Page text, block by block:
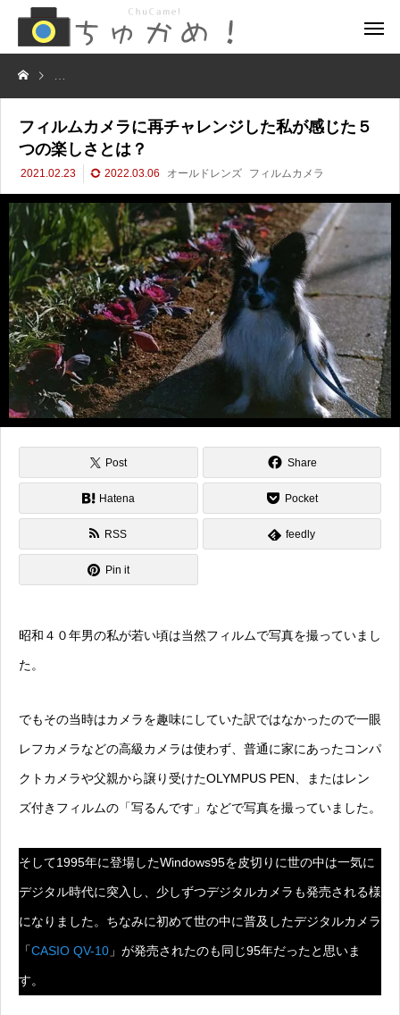
フィルムカメラに再チャレンジした私が感じた５つの楽しさとは？
フィルムカメラに再チャレンジした私が感じた５
つの楽しさとは？
2021.02.23 2022.03.06 オールドレンズ フィルムカメラ
Post Share
Hatena Pocket
RSS feedly
Pin it
昭和４０年男の私が若い頃は当然フィルムで写真を撮っていまし
た。
でもその当時はカメラを趣味にしていた訳ではなかったので一眼
レフカメラなどの高級カメラは使わず、普通に家にあったコンパ
クトカメラや父親から譲り受けたOLYMPUS PEN、またはレン
ズ付きフィルムの「写るんです」などで写真を撮っていました。
そして1995年に登場したWindows95を皮切りに世の中は一気に
デジタル時代に突入し、少しずつデジタルカメラも発売される様
になりました。ちなみに初めて世の中に普及したデジタルカメラ
「CASIO QV-10 」が発売されたのも同じ95年だったと思いま
す。